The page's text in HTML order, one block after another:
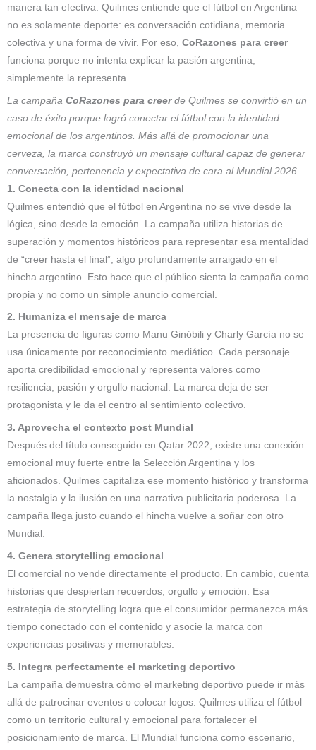
manera tan efectiva. Quilmes entiende que el fútbol en Argentina
no es solamente deporte: es conversación cotidiana, memoria
colectiva y una forma de vivir. Por eso, CoRazones para creer
funciona porque no intenta explicar la pasión argentina;
simplemente la representa.
La campaña CoRazones para creerde Quilmes se convirtió en un
caso de éxito porque logró conectar el fútbol con la identidad
emocional de los argentinos. Más allá de promocionar una
cerveza, la marca construyó un mensaje cultural capaz de generar
conversación, pertenencia y expectativa de cara al Mundial 2026.
1. Conecta con la identidad nacional
Quilmes entendió que el fútbol en Argentina no se vive desde la
lógica, sino desde la emoción. La campaña utiliza historias de
superación y momentos históricos para representar esa mentalidad
de “creer hasta el final”, algo profundamente arraigado en el
hincha argentino. Esto hace que el público sienta la campaña como
propia y no como un simple anuncio comercial.
2. Humaniza el mensaje de marca
La presencia de figuras como Manu Ginóbili y Charly García no se
usa únicamente por reconocimiento mediático. Cada personaje
aporta credibilidad emocional y representa valores como
resiliencia, pasión y orgullo nacional. La marca deja de ser
protagonista y le da el centro al sentimiento colectivo.
3. Aprovecha el contexto post Mundial
Después del título conseguido en Qatar 2022, existe una conexión
emocional muy fuerte entre la Selección Argentina y los
aficionados. Quilmes capitaliza ese momento histórico y transforma
la nostalgia y la ilusión en una narrativa publicitaria poderosa. La
campaña llega justo cuando el hincha vuelve a soñar con otro
Mundial.
4. Genera storytelling emocional
El comercial no vende directamente el producto. En cambio, cuenta
historias que despiertan recuerdos, orgullo y emoción. Esa
estrategia de storytelling logra que el consumidor permanezca más
tiempo conectado con el contenido y asocie la marca con
experiencias positivas y memorables.
5. Integra perfectamente el marketing deportivo
La campaña demuestra cómo el marketing deportivo puede ir más
allá de patrocinar eventos o colocar logos. Quilmes utiliza el fútbol
como un territorio cultural y emocional para fortalecer el
posicionamiento de marca. El Mundial funciona como escenario,